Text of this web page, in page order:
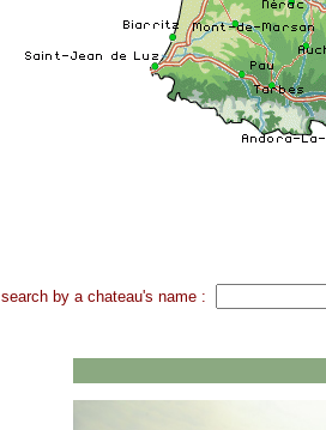
search by a chateau's name :